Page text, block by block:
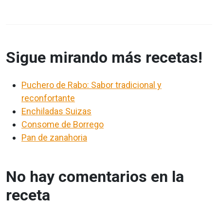
Sigue mirando más recetas!
Puchero de Rabo: Sabor tradicional y
reconfortante
Enchiladas Suizas
Consome de Borrego
Pan de zanahoria
No hay comentarios en la
receta